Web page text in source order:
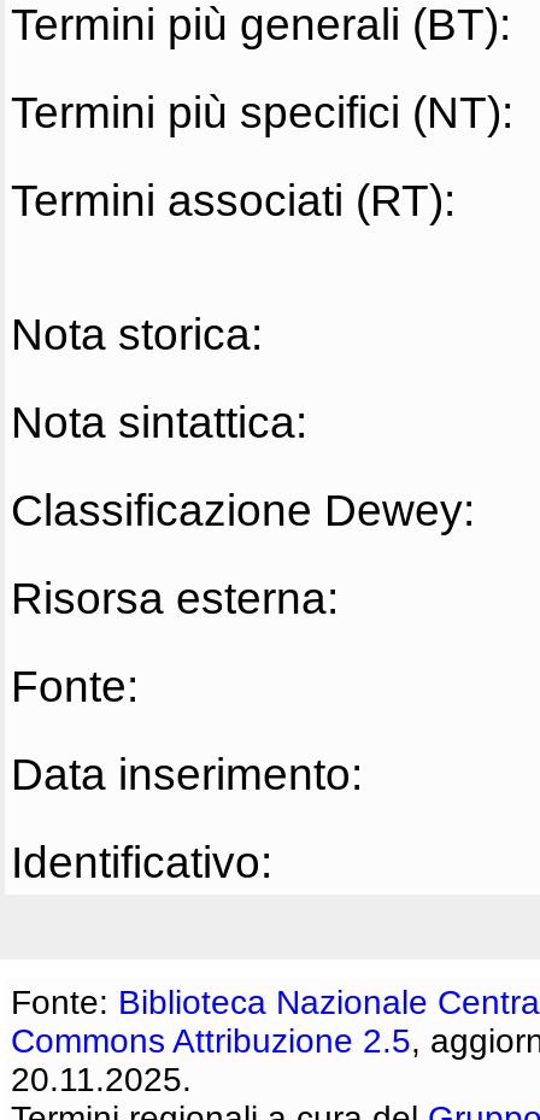
Termini più generali (BT):
Termini più specifici (NT):
Termini associati (RT):
Nota storica:
Nota sintattica:
Classificazione Dewey:
Risorsa esterna:
Fonte:
Data inserimento:
Identificativo:
Fonte: Biblioteca Nazionale
Commons Attribuzione 2.5,
20.11.2025.